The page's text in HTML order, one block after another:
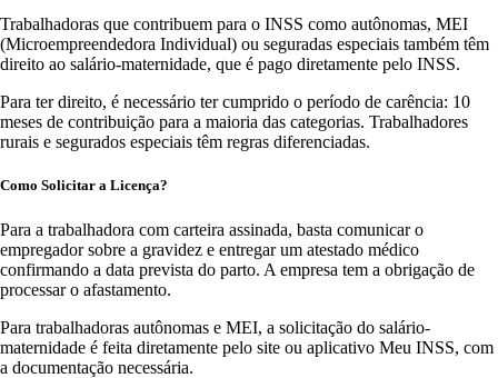
Trabalhadoras que contribuem para o INSS como autônomas, MEI
(Microempreendedora Individual) ou seguradas especiais também têm
direito ao salário-maternidade, que é pago diretamente pelo INSS.
Para ter direito, é necessário ter cumprido o período de carência: 10
meses de contribuição para a maioria das categorias. Trabalhadores
rurais e segurados especiais têm regras diferenciadas.
Como Solicitar a Licença?
Para a trabalhadora com carteira assinada, basta comunicar o
empregador sobre a gravidez e entregar um atestado médico
confirmando a data prevista do parto. A empresa tem a obrigação de
processar o afastamento.
Para trabalhadoras autônomas e MEI, a solicitação do salário-
maternidade é feita diretamente pelo site ou aplicativo Meu INSS, com
a documentação necessária.